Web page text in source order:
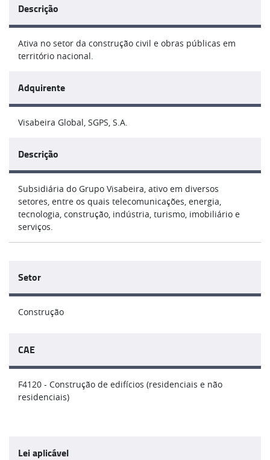
Descrição
Ativa no setor da construção civil e obras públicas em
território nacional.
Adquirente
Visabeira Global, SGPS, S.A.
Descrição
Subsidiária do Grupo Visabeira, ativo em diversos
setores, entre os quais telecomunicações, energia,
tecnologia, construção, indústria, turismo, imobiliário e
serviços.
Setor
Construção
CAE
F4120 - Construção de edifícios (residenciais e não
residenciais)
Lei aplicável